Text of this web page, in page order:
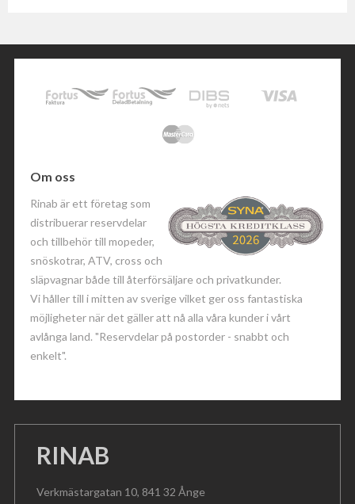
Om oss
Rinab är ett företag som
distribuerar reservdelar
och tillbehör till mopeder,
snöskotrar, ATV, cross och
släpvagnar både till återförsäljare och privatkunder.
Vi håller till i mitten av sverige vilket ger oss fantastiska
möjligheter när det gäller att nå alla våra kunder i vårt
avlånga land. "Reservdelar på postorder - snabbt och
enkelt".
RINAB
Verkmästargatan 10, 841 32 Ånge